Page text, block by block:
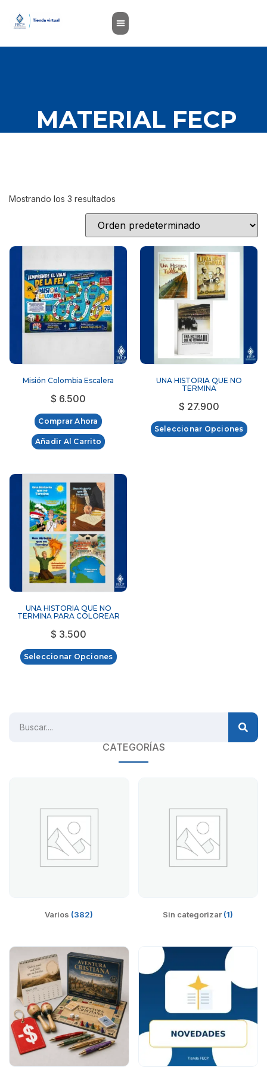
MATERIAL FECP
Mostrando los 3 resultados
Misión Colombia Escalera
$ 6.500
Comprar Ahora
Añadir Al Carrito
UNA HISTORIA QUE NO
TERMINA
$ 27.900
Seleccionar Opciones
UNA HISTORIA QUE NO
TERMINA PARA COLOREAR
$ 3.500
Seleccionar Opciones
CATEGORÍAS
Varios (382) Sin categorizar (1)